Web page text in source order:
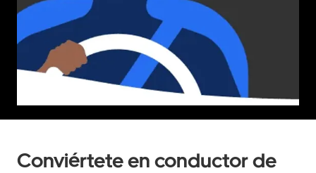
Conviértete en conductor de